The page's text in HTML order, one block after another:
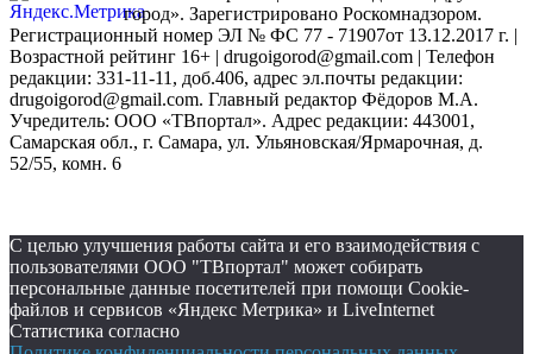
город». Зарегистрировано Роскомнадзором.
Регистрационный номер ЭЛ № ФС 77 - 71907от 13.12.2017 г. |
Возрастной рейтинг 16+ | drugoigorod@gmail.com | Телефон
редакции: 331-11-11, доб.406, адрес эл.почты редакции:
drugoigorod@gmail.com. Главный редактор Фёдоров М.А.
Учредитель: ООО «ТВпортал». Адрес редакции: 443001,
Самарская обл., г. Самара, ул. Ульяновская/Ярмарочная, д.
52/55, комн. 6
С целью улучшения работы сайта и его взаимодействия с
пользователями ООО "ТВпортал" может собирать
персональные данные посетителей при помощи Cookie-
файлов и сервисов «Яндекс Метрика» и LiveInternet
Статистика согласно